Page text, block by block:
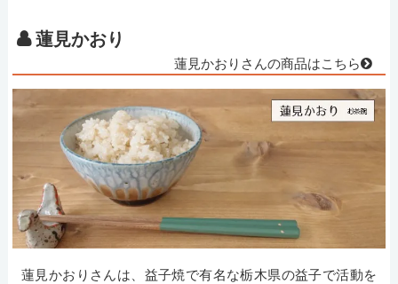
蓮見かおり
蓮見かおりさんの商品はこちら
蓮見かおりさんは、益子焼で有名な栃木県の益子で活動を